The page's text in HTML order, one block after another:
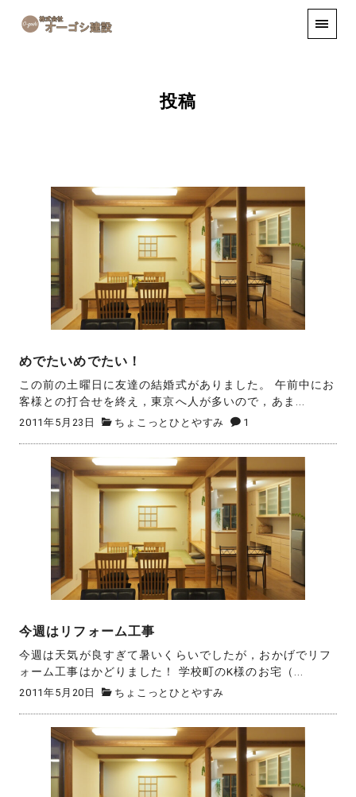
手しごと
投稿
めでたいめでたい！
この前の土曜日に友達の結婚式がありました。 午前中にお
客様との打合せを終え，東京へ人が多いので，あま...
2011年5月23日 ちょこっとひとやすみ 1
今週はリフォーム工事
今週は天気が良すぎて暑いくらいでしたが，おかげでリフ
ォーム工事はかどりました！ 学校町のK様のお宅（...
2011年5月20日 ちょこっとひとやすみ